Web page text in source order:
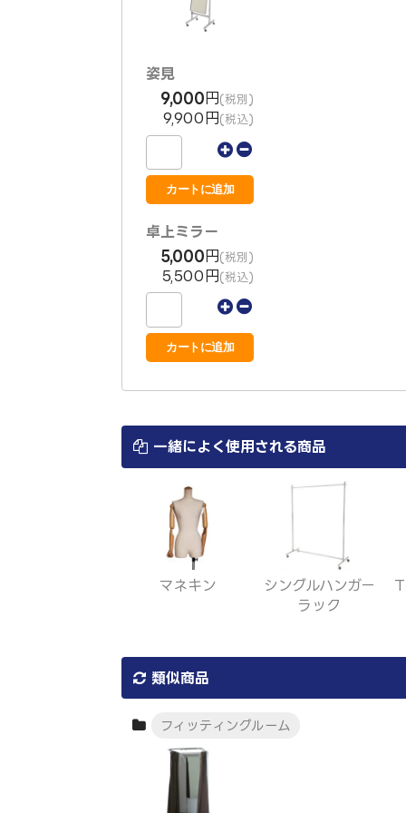
姿見
9,000 円 (税別)
9,900円 (税込)
卓上ミラー
5,000 円 (税別)
5,500円 (税込)
一緒によく使用される商品
マネキン
シングルハンガー
ラック
類似商品
フィッティングルーム